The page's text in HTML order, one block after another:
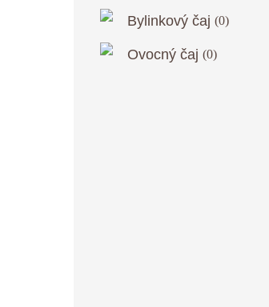
Bylinkový čaj (0)
Ovocný čaj (0)